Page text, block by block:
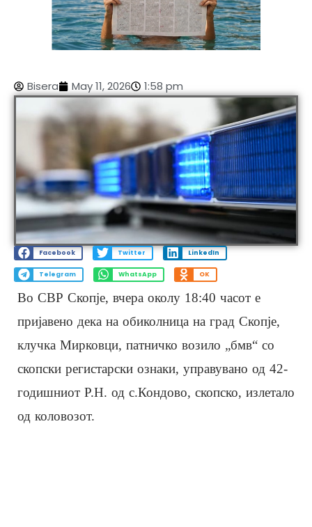
Bisera May 11, 2026 1:58 pm
Facebook Twitter LinkedIn
Telegram WhatsApp OK
Во СВР Скопје, вчера околу 18:40 часот е
пријавено дека на обиколница на град Скопје,
клучка Мирковци, патничко возило „бмв“ со
скопски регистарски ознаки, управувано од 42-
годишниот Р.Н. од с.Кондово, скопско, излетало
од коловозот.